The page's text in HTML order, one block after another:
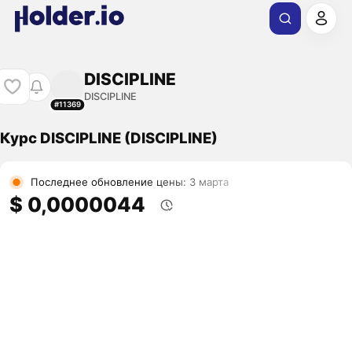
#11369
DISCIPLINE
DISCIPLINE
Курс DISCIPLINE (DISCIPLINE)
Последнее обновление цены: 3 марта
$ 0,0000044